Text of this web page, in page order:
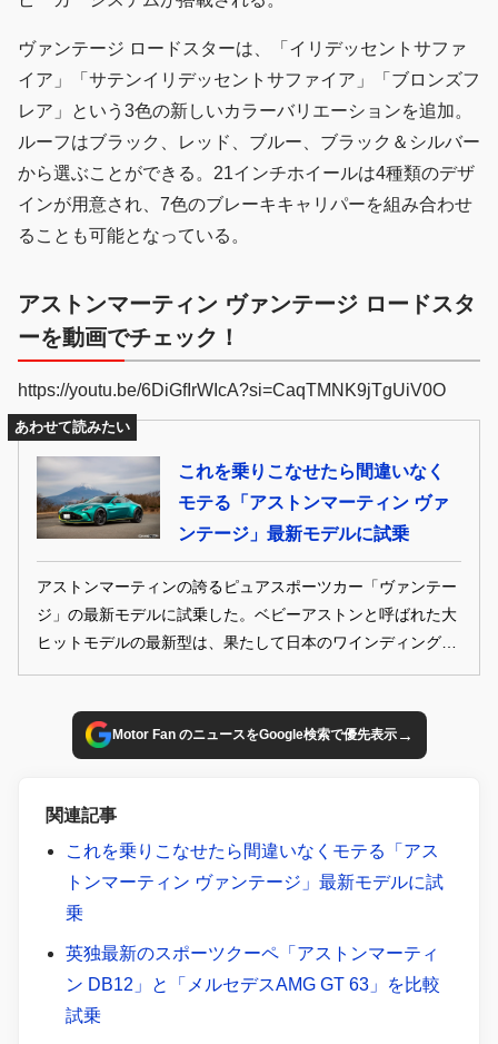
ヴァンテージ ロードスターは、「イリデッセントサファ
イア」「サテンイリデッセントサファイア」「ブロンズフ
レア」という3色の新しいカラーバリエーションを追加。
ルーフはブラック、レッド、ブルー、ブラック＆シルバー
から選ぶことができる。21インチホイールは4種類のデザ
インが用意され、7色のブレーキキャリパーを組み合わせ
ることも可能となっている。
アストンマーティン ヴァンテージ ロードスタ
ーを動画でチェック！
https://youtu.be/6DiGfIrWIcA?si=CaqTMNK9jTgUiV0O
あわせて読みたい
これを乗りこなせたら間違いなく
モテる「アストンマーティン ヴァ
ンテージ」最新モデルに試乗
アストンマーティンの誇るピュアスポーツカー「ヴァンテー
ジ」の最新モデルに試乗した。ベビーアストンと呼ばれた大
ヒットモデルの最新型は、果たして日本のワインディングで
Motor Fan のニュースをGoogle検索で優先表示→
関連記事
これを乗りこなせたら間違いなくモテる「アス
トンマーティン ヴァンテージ」最新モデルに試
乗
英独最新のスポーツクーペ「アストンマーティ
ン DB12」と「メルセデスAMG GT 63」を比較
試乗